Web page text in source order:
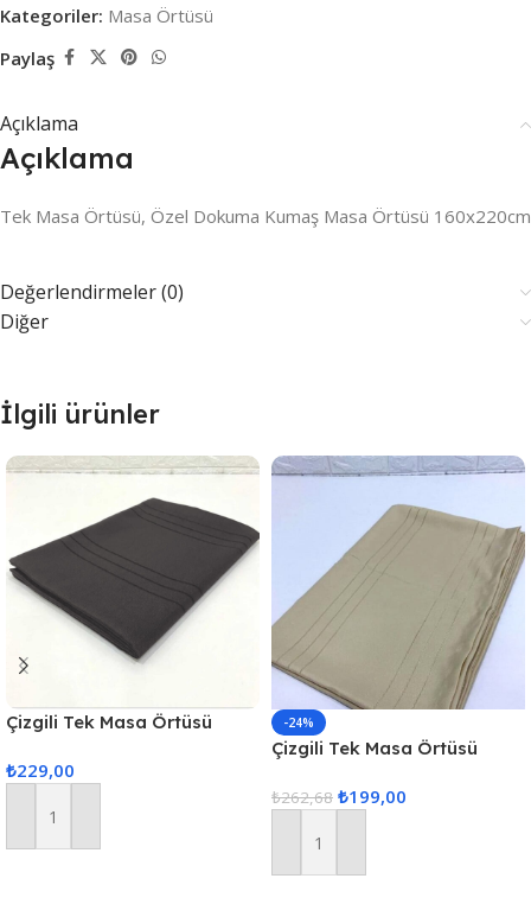
Kategoriler: Masa Örtüsü
Paylaş
Açıklama
Açıklama
Tek Masa Örtüsü, Özel Dokuma Kumaş Masa Örtüsü 160x220cm
Değerlendirmeler (0)
Diğer
İlgili ürünler
Çizgili Tek Masa Örtüsü
₺229,00
Sepete Ekle
-24%
Çizgili Tek Masa Örtüsü
₺262,68 ₺199,00
Sepete Ekle